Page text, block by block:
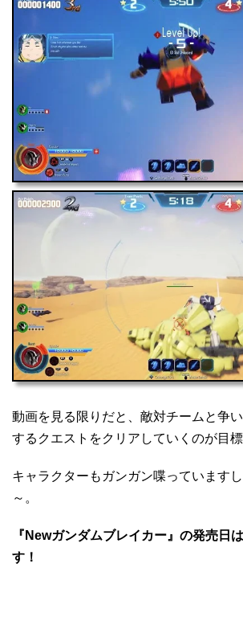
動画を見る限りだと、敵対チームと争
するクエストをクリアしていくのが目
キャラクターもガンガン喋っています
～。
『Newガンダムブレイカー』の発売日
す！